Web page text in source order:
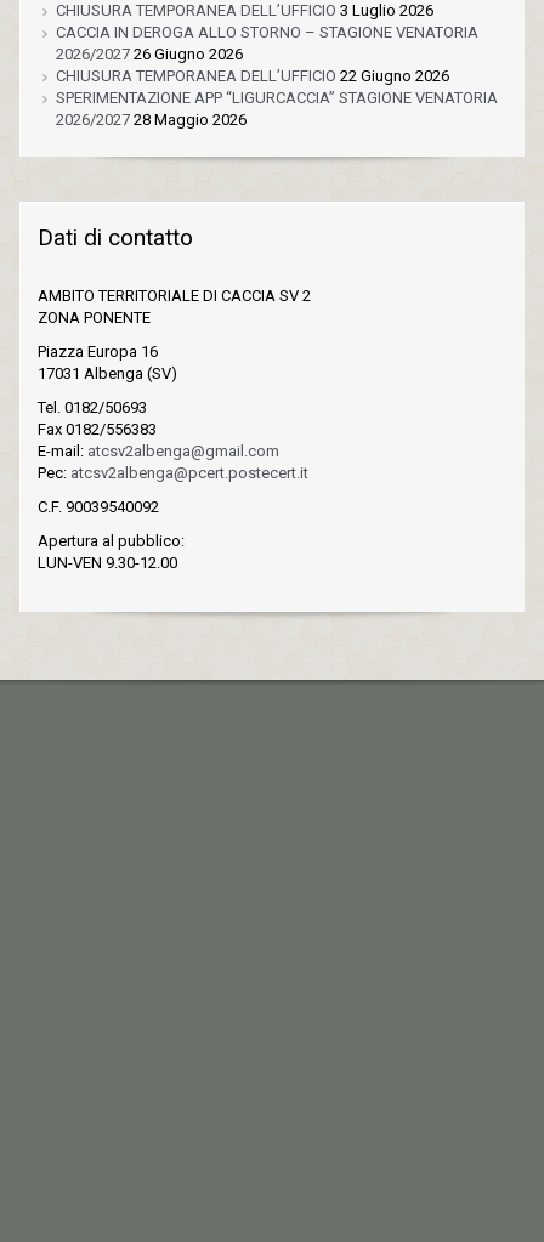
CHIUSURA TEMPORANEA DELL’UFFICIO 3 Luglio 2026
CACCIA IN DEROGA ALLO STORNO – STAGIONE VENATORIA
2026/2027 26 Giugno 2026
CHIUSURA TEMPORANEA DELL’UFFICIO 22 Giugno 2026
SPERIMENTAZIONE APP “LIGURCACCIA” STAGIONE VENATORIA
2026/2027 28 Maggio 2026
Dati di contatto
AMBITO TERRITORIALE DI CACCIA SV 2
ZONA PONENTE
Piazza Europa 16
17031 Albenga (SV)
Tel. 0182/50693
Fax 0182/556383
E-mail: atcsv2albenga@gmail.com
Pec: atcsv2albenga@pcert.postecert.it
C.F. 90039540092
Apertura al pubblico:
LUN-VEN 9.30-12.00